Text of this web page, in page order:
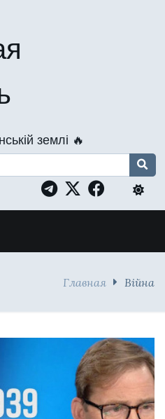
землі 🔥
Главная Війна